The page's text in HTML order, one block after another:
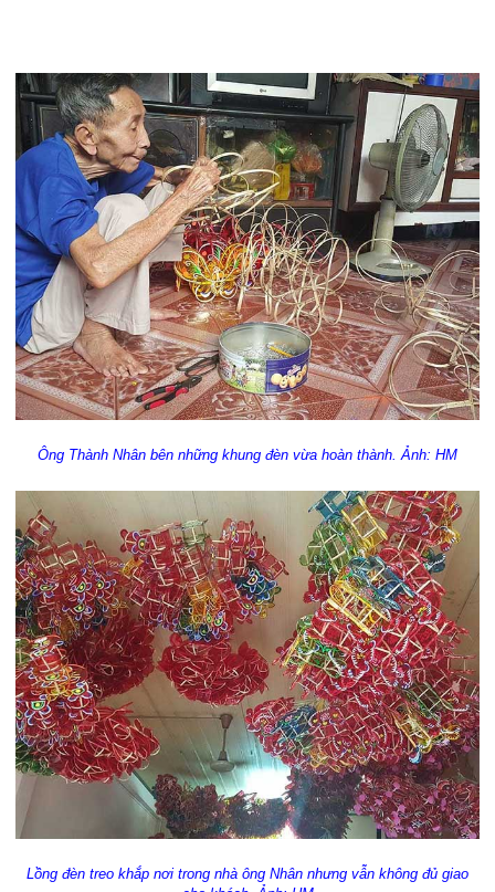
Ông Thành Nhân bên những khung đèn vừa hoàn thành. Ảnh: HM
Lồng đèn treo khắp nơi trong nhà ông Nhân nhưng vẫn không đủ giao